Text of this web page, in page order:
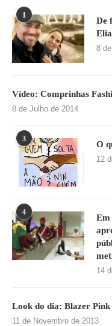
1
De
8
Vídeo: Comprinhas
8 de Julho de 2014
3
O
12
4
Em
14
Look do dia: Blazer
11 de Novembro de 2013